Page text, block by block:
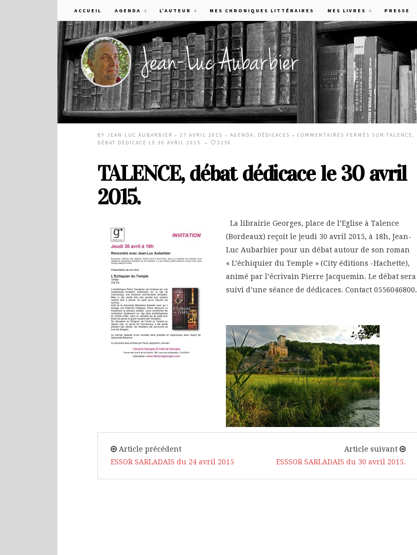
ACCUEIL AGENDA L’AUTEUR MES CHRONIQUES LITTÉRAIRES MES LIVRES PRESSE
BYJEAN LUC AUBARBIER • 27 AVRIL 2015 •AGENDA, DÉDICACES •COMMENTAIRES FERMÉS SUR TALENCE,
DÉBAT DÉDICACE LE 30 AVRIL 2015. • 3256
TALENCE, débat dédicace le 30 avril
2015.
La librairie Georges, place de l’Eglise à Talence
(Bordeaux) reçoit le jeudi 30 avril 2015, à 18h, Jean-
Luc Aubarbier pour un débat autour de son roman
« L’échiquier du Temple » (City éditions -Hachette),
animé par l’écrivain Pierre Jacquemin. Le débat sera
suivi d’une séance de dédicaces. Contact 0556046800.
Article précédent
ESSOR SARLADAIS du 24 avril 2015
Article suivant
ESSSOR SARLADAIS du 30 avril 2015.